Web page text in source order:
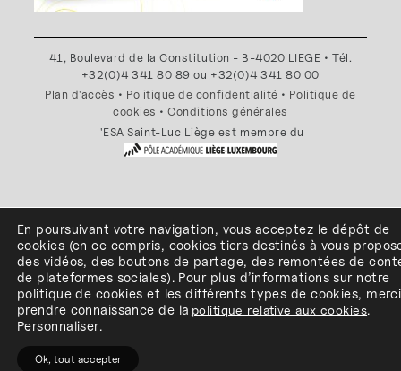
41, Boulevard de la Constitution - B-4020 LIEGE • Tél.
+32(0)4 341 80 89 ou +32(0)4 341 80 00
Plan d'accès • Politique de confidentialité • Politique de
cookies •Conditions générales
l'ESA Saint-Luc Liège est membre du
En poursuivant votre navigation, vous acceptez le dépôt de
cookies (en ce compris, cookiestiers destinés à vous
des vidéos, des boutons de partage, des remontées de
de plateformes sociales). Pour plus d’informations sur notre
politique de cookies et les différents types de cookies,
prendre connaissance de la politique relative aux cookies.
Personnaliser.
Ok, tout accepter